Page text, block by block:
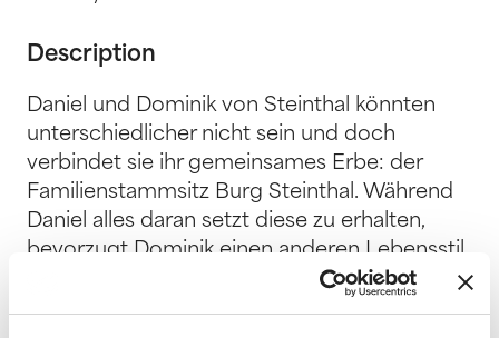
Description
Daniel und Dominik von Steinthal könnten
unterschiedlicher nicht sein und doch
verbindet sie ihr gemeinsames Erbe: der
Familienstammsitz Burg Steinthal. Während
Daniel alles daran setzt diese zu erhalten,
bevorzugt Dominik einen anderen Lebensstil,
in dem Frauen eine große Rolle spielen.
Besonders Daniels Assistentinnen haben es